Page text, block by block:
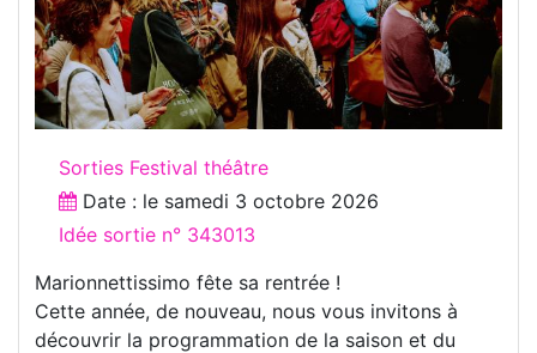
Sorties Festival théâtre
Date : le samedi 3 octobre 2026
Idée sortie n° 343013
Marionnettissimo fête sa rentrée !
Cette année, de nouveau, nous vous invitons à
découvrir la programmation de la saison et du